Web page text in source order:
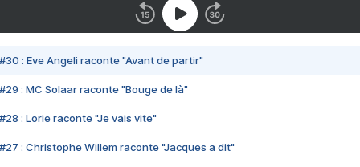
#30 : Eve Angeli raconte "Avant de partir"
#29 : MC Solaar raconte "Bouge de là"
#28 : Lorie raconte "Je vais vite"
#27 : Christophe Willem raconte "Jacques a dit"